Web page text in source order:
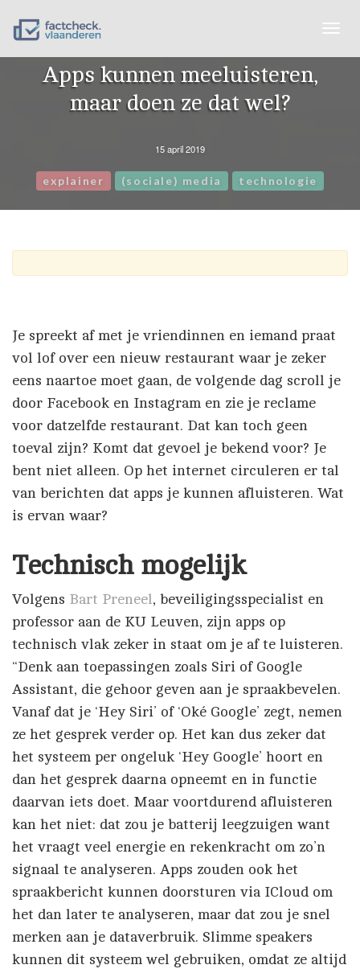
Apps kunnen meeluisteren,
maar doen ze dat wel?
15 april 2019
explainer (sociale) media technologie
Je spreekt af met je vriendinnen en iemand praat
vol lof over een nieuw restaurant waar je zeker
eens naartoe moet gaan, de volgende dag scroll je
door Facebook en Instagram en zie je reclame
voor datzelfde restaurant. Dat kan toch geen
toeval zijn? Komt dat gevoel je bekend voor? Je
bent niet alleen. Op het internet circuleren er tal
van berichten dat apps je kunnen afluisteren. Wat
is ervan waar?
Technisch mogelijk
Volgens Bart Preneel, beveiligingsspecialist en
professor aan de KU Leuven, zijn apps op
technisch vlak zeker in staat om je af te luisteren.
“Denk aan toepassingen zoals Siri of Google
Assistant, die gehoor geven aan je spraakbevelen.
Vanaf dat je ‘Hey Siri’ of ‘Oké Google’ zegt, nemen
ze het gesprek verder op. Het kan dus zeker dat
het systeem per ongeluk ‘Hey Google’ hoort en
dan het gesprek daarna opneemt en in functie
daarvan iets doet. Maar voortdurend afluisteren
kan het niet: dat zou je batterij leegzuigen want
het vraagt veel energie en rekenkracht om zo’n
signaal te analyseren. Apps zouden ook het
spraakbericht kunnen doorsturen via ICloud om
het dan later te analyseren, maar dat zou je snel
merken aan je dataverbruik. Slimme speakers
kunnen dit systeem wel gebruiken, omdat ze altijd